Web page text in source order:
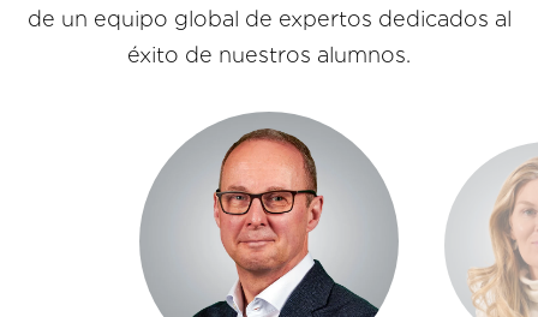
de un equipo global de expertos dedicados al
éxito de nuestros alumnos.